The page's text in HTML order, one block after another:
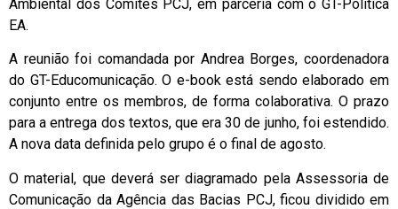
Ambiental dos Comitês PCJ, em parceria com o GT-Política
EA.
A reunião foi comandada por Andrea Borges, coordenadora
do GT-Educomunicação. O e-book está sendo elaborado em
conjunto entre os membros, de forma colaborativa. O prazo
para a entrega dos textos, que era 30 de junho, foi estendido.
A nova data definida pelo grupo é o final de agosto.
O material, que deverá ser diagramado pela Assessoria de
Comunicação da Agência das Bacias PCJ, ficou dividido em